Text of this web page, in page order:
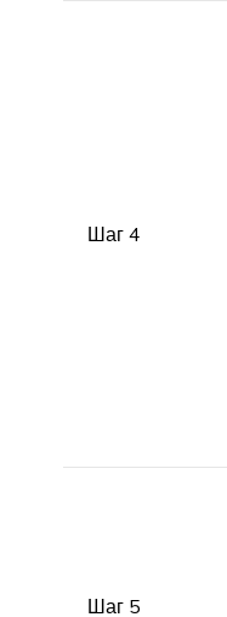
Шаг 4
Шаг 5